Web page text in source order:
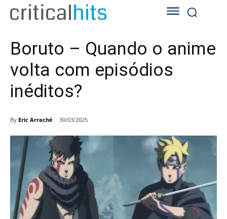
Boruto – Quando o anime
volta com episódios
inéditos?
By Eric Arraché 30/03/2025